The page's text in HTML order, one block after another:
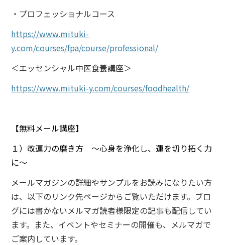
・プロフェッショナルコース
https://www.mituki-
y.com/courses/fpa/course/professional/
＜エッセンシャル中医食養講座＞
https://www.mituki-y.com/courses/foodhealth/
【無料メール講座】
１）改運力の磨き方 ～心身を浄化し、運を切り拓く力
に～
メールマガジンの詳細やサンプルをお読みになりたい方
は、以下のリンク先ページからご覧いただけます。ブロ
グには書かないメルマガ読者様限定の記事も配信してい
ます。また、イベントやセミナーの開催も、メルマガで
ご案内しています。